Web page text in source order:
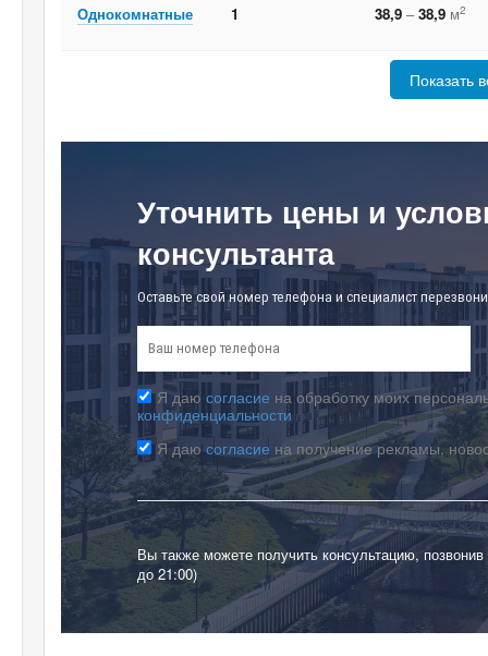
Однокомнатные 1 38,9 –38,9 м2
Показать
Уточнить цены и
консультанта
Оставьте свой номер телефона и специалист
Я даю согласие на обработку моих
конфиденциальности
Я даюсогласие на получение рекламы,
Вы также можете получить консультацию,
до 21:00)